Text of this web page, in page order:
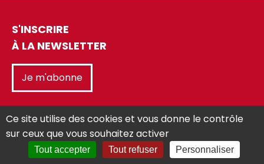
S'INSCRIRE
À LA NEWSLETTER
Je m'abonne
Réalisé avec
Ce site utilise des cookies et vous donne le contrôle
sur ceux que vous souhaitez activer
Tout accepter Tout refuser Personnaliser